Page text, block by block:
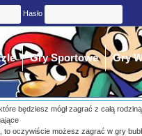
Hasło
Gry Sportowe Gry
będziesz mógł zagrać z całą rodziną
oczywiście możesz zagrać w gry